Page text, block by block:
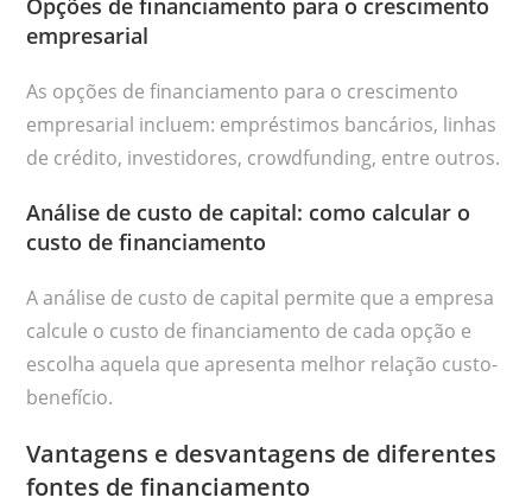
Opções de financiamento para o crescimento
empresarial
As opções de financiamento para o crescimento
empresarial incluem: empréstimos bancários, linhas
de crédito, investidores, crowdfunding, entre outros.
Análise de custo de capital: como calcular o
custo de financiamento
A análise de custo de capital permite que a empresa
calcule o custo de financiamento de cada opção e
escolha aquela que apresenta melhor relação custo-
benefício.
Vantagens e desvantagens de diferentes
fontes de financiamento